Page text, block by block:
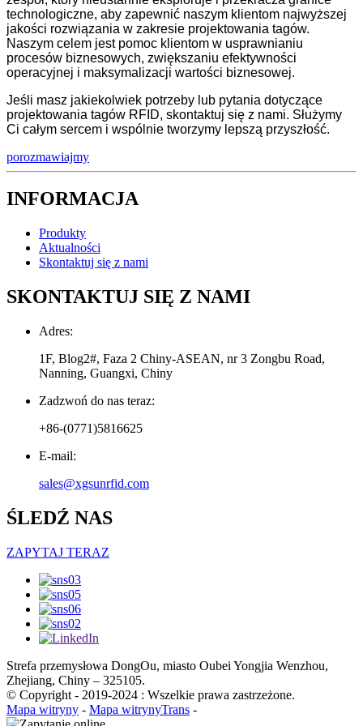
technologiczne, aby zapewnić naszym klientom najwyższej
jakości rozwiązania w zakresie projektowania tagów.
Naszym celem jest pomoc klientom w usprawnianiu
procesów biznesowych, zwiększaniu efektywności
operacyjnej i maksymalizacji wartości biznesowej.
Jeśli masz jakiekolwiek potrzeby lub pytania dotyczące
projektowania tagów RFID, skontaktuj się z nami. Służymy
Ci całym sercem i wspólnie tworzymy lepszą przyszłość.
porozmawiajmy
INFORMACJA
Produkty
Aktualności
Skontaktuj się z nami
SKONTAKTUJ SIĘ Z NAMI
Adres:
1F, Blog2#, Faza 2 Chiny-ASEAN, nr 3 Zongbu Road,
Nanning, Guangxi, Chiny
Zadzwoń do nas teraz:
+86-(0771)5816625
E-mail:
sales@xgsunrfid.com
ŚLEDŹ NAS
ZAPYTAJ TERAZ
Strefa przemysłowa DongOu, miasto Oubei Yongjia Wenzhou,
Zhejiang, Chiny – 325105.
© Copyright - 2019-2024 : Wszelkie prawa zastrzeżone.
Mapa witryny - Mapa witrynyTrans -